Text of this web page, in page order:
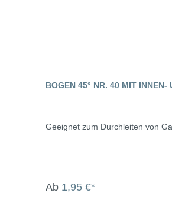
BOGEN 45° NR. 40 MIT INNEN-
Geeignet zum Durchleiten von
Ab 1,95 €*